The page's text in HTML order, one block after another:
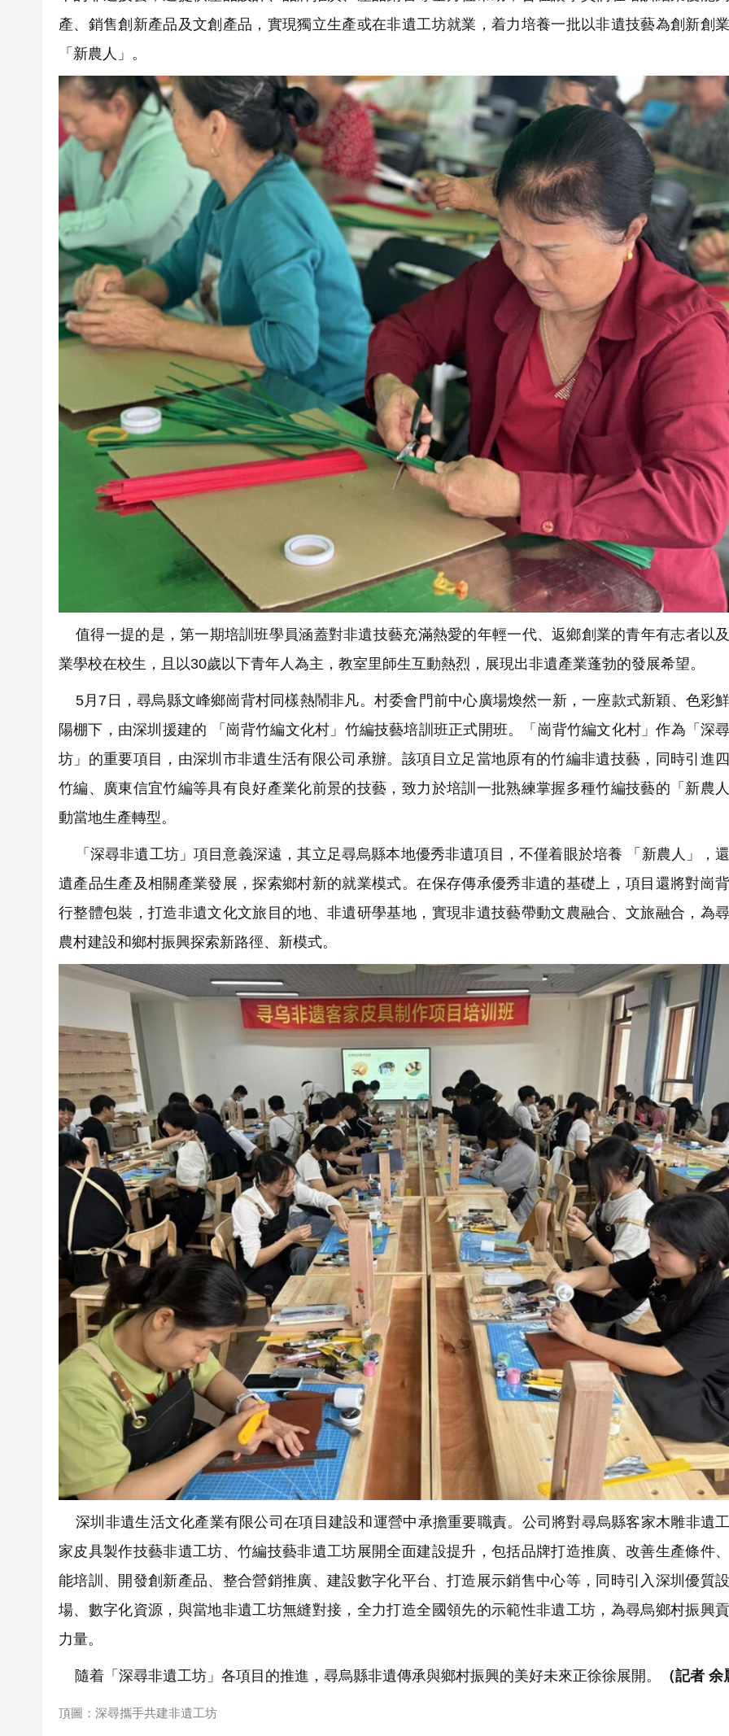
產、銷售創新產品及文創產品，實現獨立生產或在非遺工坊就業，着力培養一批以非遺技藝為創新創
「新農人」。
值得一提的是，第一期培訓班學員涵蓋對非遺技藝充滿熱愛的年輕一代、返鄉創業的青年有志者以
業學校在校生，且以30歲以下青年人為主，教室里師生互動熱烈，展現出非遺產業蓬勃的發展希望。
5月7日，尋烏縣文峰鄉崗背村同樣熱鬧非凡。村委會門前中心廣場煥然一新，一座款式新穎、色彩
陽棚下，由深圳援建的 「崗背竹編文化村」竹編技藝培訓班正式開班。「崗背竹編文化村」作為「深
坊」的重要項目，由深圳市非遺生活有限公司承辦。該項目立足當地原有的竹編非遺技藝，同時引進
竹編、廣東信宜竹編等具有良好產業化前景的技藝，致力於培訓一批熟練掌握多種竹編技藝的「新農
動當地生產轉型。
「深尋非遺工坊」項目意義深遠，其立足尋烏縣本地優秀非遺項目，不僅着眼於培養 「新農人」，
遺產品生產及相關產業發展，探索鄉村新的就業模式。在保存傳承優秀非遺的基礎上，項目還將對崗
行整體包裝，打造非遺文化文旅目的地、非遺研學基地，實現非遺技藝帶動文農融合、文旅融合，為
農村建設和鄉村振興探索新路徑、新模式。
深圳非遺生活文化產業有限公司在項目建設和運營中承擔重要職責。公司將對尋烏縣客家木雕非遺
家皮具製作技藝非遺工坊、竹編技藝非遺工坊展開全面建設提升，包括品牌打造推廣、改善生產條件
能培訓、開發創新產品、整合營銷推廣、建設數字化平台、打造展示銷售中心等，同時引入深圳優質
場、數字化資源，與當地非遺工坊無縫對接，全力打造全國領先的示範性非遺工坊，為尋烏鄉村振興
力量。
隨着「深尋非遺工坊」各項目的推進，尋烏縣非遺傳承與鄉村振興的美好未來正徐徐展開。 （記者
頂圖：深尋攜手共建非遺工坊